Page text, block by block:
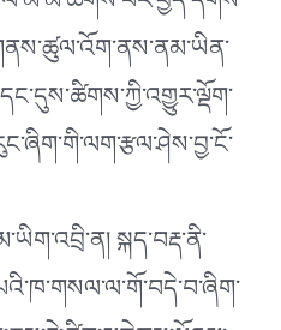
སྐད་བརྡ་ནི་